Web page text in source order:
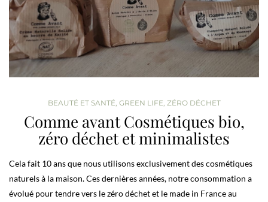
BEAUTÉ ET SANTÉ GREEN LIFE ZÉRO DÉCHET
Comme avant Cosmétiques bio,
zéro déchet et minimalistes
Cela fait 10 ans que nous utilisons exclusivement des cosmétiques
naturels à la maison. Ces dernières années, notre consommation a
évolué pour tendre vers le zéro déchet et le made in France au